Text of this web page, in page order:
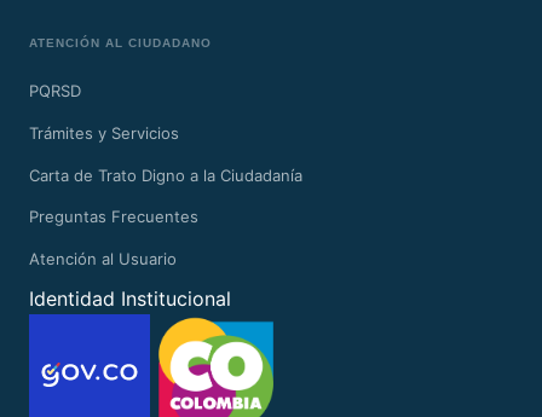
ATENCIÓN AL CIUDADANO
PQRSD
Trámites y Servicios
Carta de Trato Digno a la Ciudadanía
Preguntas Frecuentes
Atención al Usuario
Identidad Institucional